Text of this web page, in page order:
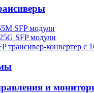
SFP модули
SFP модули
трансивер-конвертер с
и